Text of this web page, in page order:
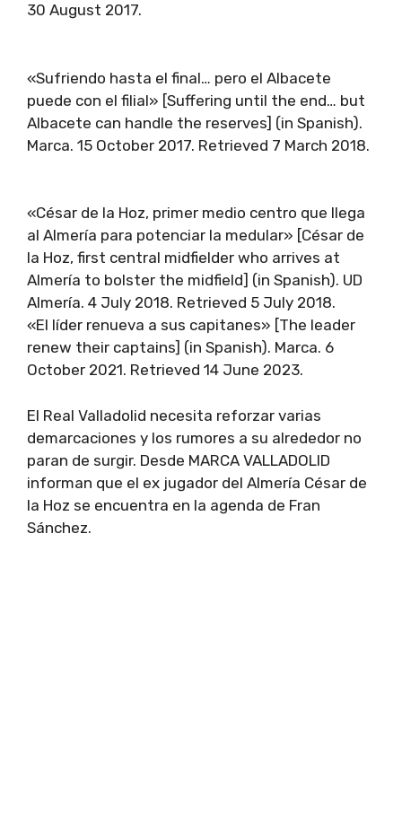
30 August 2017.
«Sufriendo hasta el final… pero el Albacete
puede con el filial» [Suffering until the end… but
Albacete can handle the reserves] (in Spanish).
Marca. 15 October 2017. Retrieved 7 March 2018.
«César de la Hoz, primer medio centro que llega
al Almería para potenciar la medular» [César de
la Hoz, first central midfielder who arrives at
Almería to bolster the midfield] (in Spanish). UD
Almería. 4 July 2018. Retrieved 5 July 2018.
«El líder renueva a sus capitanes» [The leader
renew their captains] (in Spanish). Marca. 6
October 2021. Retrieved 14 June 2023.
El Real Valladolid necesita reforzar varias
demarcaciones y los rumores a su alrededor no
paran de surgir. Desde MARCA VALLADOLID
informan que el ex jugador del Almería César de
la Hoz se encuentra en la agenda de Fran
Sánchez.